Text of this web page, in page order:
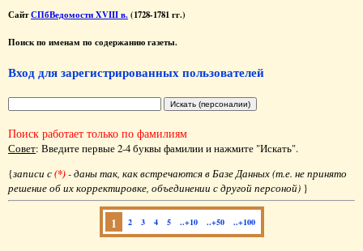
СайтСПбВедомости XVIII в. (1728-1781 гг.)
Поиск по именам по содержанию газеты.
Вход для зарегистрированных пользователей
Поиск работает только по фамилиям
Совет: Введите первые 2-4 буквы фамилии и нажмите "Искать".
{записи с(*)- даны так, как встречаются в Базе Данных (т.е. не принято
решение об их корректировке, объединении с другой персоной) }
1 2 3 4 5 ..+10 ..+50 ..+100